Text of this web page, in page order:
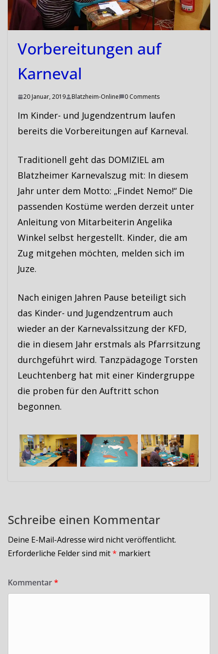
Vorbereitungen auf
Karneval
20 Januar, 2019 Blatzheim-Online 0 Comments
Im Kinder- und Jugendzentrum laufen
bereits die Vorbereitungen auf Karneval.
Traditionell geht das DOMIZIEL am
Blatzheimer Karnevalszug mit: In diesem
Jahr unter dem Motto: „Findet Nemo!“ Die
passenden Kostüme werden derzeit unter
Anleitung von Mitarbeiterin Angelika
Winkel selbst hergestellt. Kinder, die am
Zug mitgehen möchten, melden sich im
Juze.
Nach einigen Jahren Pause beteiligt sich
das Kinder- und Jugendzentrum auch
wieder an der Karnevalssitzung der KFD,
die in diesem Jahr erstmals als Pfarrsitzung
durchgeführt wird. Tanzpädagoge Torsten
Leuchtenberg hat mit einer Kindergruppe
die proben für den Auftritt schon
begonnen.
Schreibe einen Kommentar
Deine E-Mail-Adresse wird nicht veröffentlicht.
Erforderliche Felder sind mit* markiert
Kommentar*